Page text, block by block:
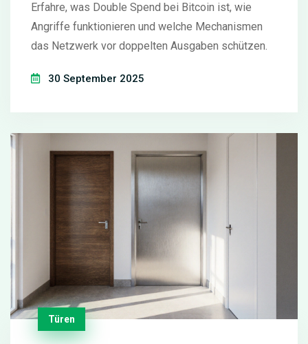
Erfahre, was Double Spend bei Bitcoin ist, wie
Angriffe funktionieren und welche Mechanismen
das Netzwerk vor doppelten Ausgaben schützen.
30 September 2025
Türen